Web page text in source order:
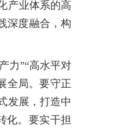
产业体系的高
深度融合，构
力”“高水平对
全局。要守正
发展，打造中
化。要实干担